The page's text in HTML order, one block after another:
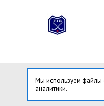
Мы используем файлы
аналитики.